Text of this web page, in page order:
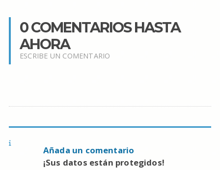
0 COMENTARIOS HASTA
AHORA
ESCRIBE UN COMENTARIO
Añada un comentario
¡Sus datos están protegidos!